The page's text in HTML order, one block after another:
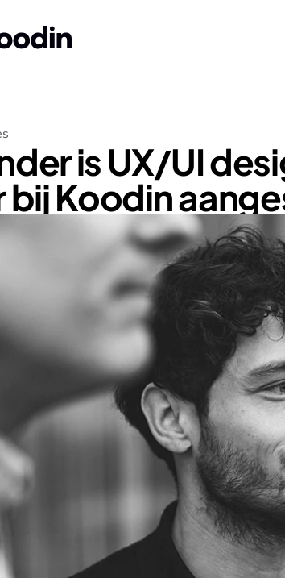
is UX/UI
bij Koodin